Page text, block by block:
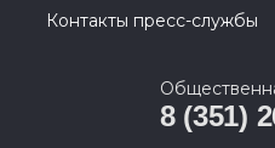
Контакты пресс-службы
8 (351)